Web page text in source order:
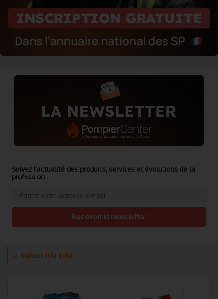
< Retour à la liste
Suivez l'actualité des produits, services et évolutions de la
profession :
Recevoir la newsletter